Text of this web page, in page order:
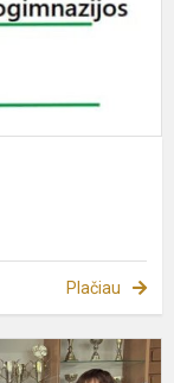
Plačiau